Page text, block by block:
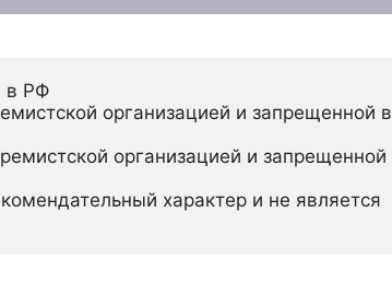
в РФ
организацией и запрещенной в
организацией и запрещенной
характер и не является